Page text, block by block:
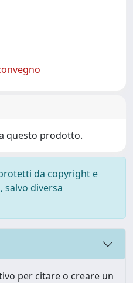
questo prodotto.
da copyright e
diversa
per citare o creare un